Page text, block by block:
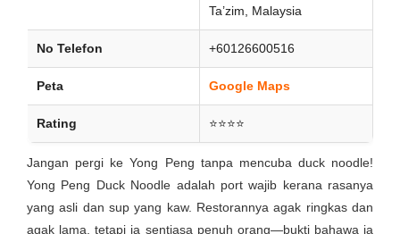
Ta’zim, Malaysia
No Telefon +60126600516
Peta Google Maps
Rating ⭐⭐⭐⭐
Jangan pergi ke Yong Peng tanpa mencuba duck noodle!
Yong Peng Duck Noodle adalah port wajib kerana rasanya
yang asli dan sup yang kaw. Restorannya agak ringkas dan
agak lama, tetapi ia sentiasa penuh orang—bukti bahawa ia